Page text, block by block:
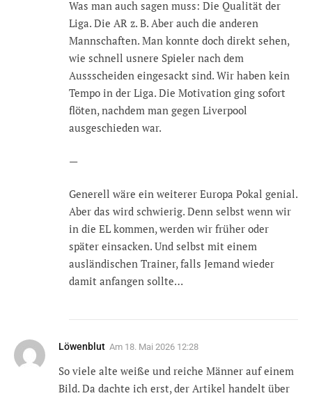
Was man auch sagen muss: Die Qualität der
Liga. Die AR z. B. Aber auch die anderen
Mannschaften. Man konnte doch direkt sehen,
wie schnell usnere Spieler nach dem
Aussscheiden eingesackt sind. Wir haben kein
Tempo in der Liga. Die Motivation ging sofort
flöten, nachdem man gegen Liverpool
ausgeschieden war.
—
Generell wäre ein weiterer Europa Pokal genial.
Aber das wird schwierig. Denn selbst wenn wir
in die EL kommen, werden wir früher oder
später einsacken. Und selbst mit einem
ausländischen Trainer, falls Jemand wieder
damit anfangen sollte…
Löwenblut Am 18. Mai 2026 12:28
So viele alte weiße und reiche Männer auf einem
Bild. Da dachte ich erst, der Artikel handelt über